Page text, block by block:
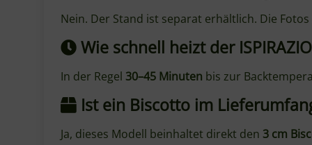
Wie schnell heizt der
In der Regel30–45 Minutenbis zur
Ist ein Biscotto im
Ja, dieses Modell beinhaltet direkt den3 cm
Angaben zur